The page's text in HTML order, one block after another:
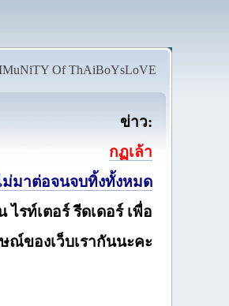
Of ThAiBoYsLoVE
ข่าว:
กฏเล้า
ม่มาต่อจนจบทิ้งทั้งหมด
รท์เตอร์ รีดเดอร์ เพื่อ
ณ์ของเว็บเรากันนะคะ